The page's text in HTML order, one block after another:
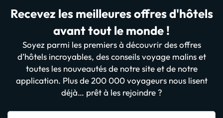
Recevez les meilleures offres d'hôtels
avant tout le monde !
Soyez parmi les premiers à découvrir des offres
d’hôtels incroyables, des conseils voyage malins et
toutes les nouveautés de notre site et de notre
application. Plus de 200 000 voyageurs nous lisent
déjà… prêt à les rejoindre ?